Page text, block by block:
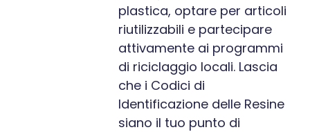
plastica, optare per articoli
riutilizzabili e partecipare
attivamente ai programmi
di riciclaggio locali. Lascia
che i Codici di
Identificazione delle Resine
siano il tuo punto di